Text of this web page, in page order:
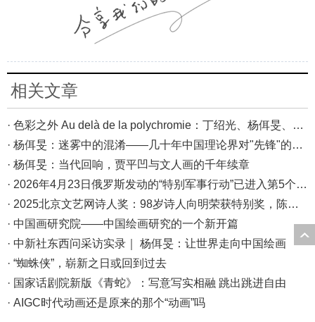
相关文章
· 色彩之外 Au delà de la polychromie：丁绍光、杨佴旻、Alain Cardenas·Castro巴黎展
· 杨佴旻：迷雾中的混淆——几十年中国理论界对"先锋"的误读，对创作的误导
· 杨佴旻：当代回响，贾平凹与文人画的千年续章
· 2026年4月23日俄罗斯发动的“特别军事行动”已进入第5个年头，俄乌局势最新综述
· 2025北京文艺网诗人奖：98岁诗人向明荣获特别奖，陈东东荣获诗人奖，茱萸荣获年度诗人奖！
· 中国画研究院——中国绘画研究的一个新开篇
· 中新社东西问采访实录｜ 杨佴旻：让世界走向中国绘画
· “蜘蛛侠”，崭新之日或回到过去
· 国家话剧院新版《青蛇》：写意写实相融 跳出跳进自由
· AIGC时代动画还是原来的那个“动画”吗